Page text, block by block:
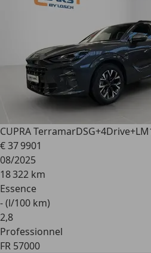
CUPRA Terramar
€ 37 9901
08/2025
18 322 km
Essence
- (l/100 km)
2,8
Professionnel
FR 57000